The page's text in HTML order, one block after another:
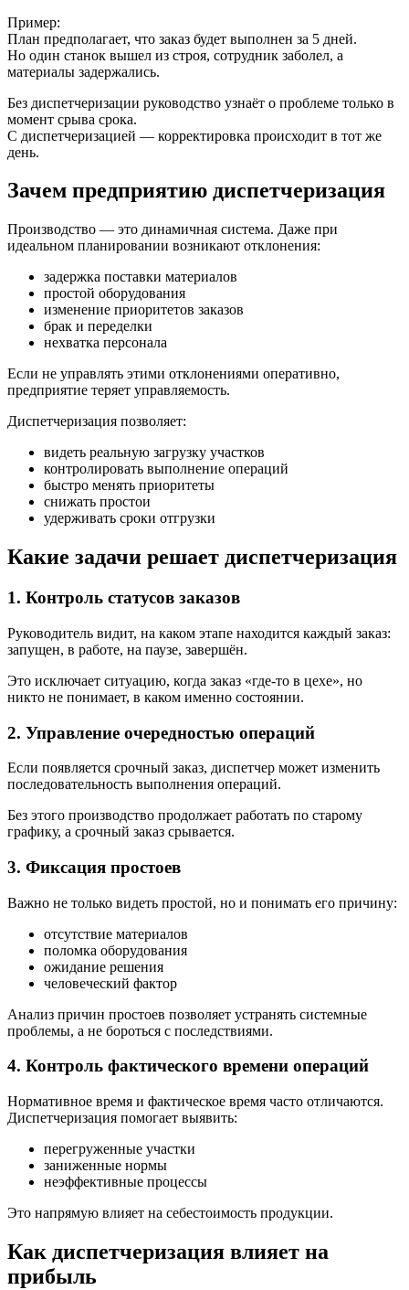
Пример:
План предполагает, что заказ будет выполнен за 5 дней.
Но один станок вышел из строя, сотрудник заболел, а
материалы задержались.
Без диспетчеризации руководство узнаёт о проблеме только в
момент срыва срока.
С диспетчеризацией — корректировка происходит в тот же
день.
Зачем предприятию диспетчеризация
Производство — это динамичная система. Даже при
идеальном планировании возникают отклонения:
задержка поставки материалов
простой оборудования
изменение приоритетов заказов
брак и переделки
нехватка персонала
Если не управлять этими отклонениями оперативно,
предприятие теряет управляемость.
Диспетчеризация позволяет:
видеть реальную загрузку участков
контролировать выполнение операций
быстро менять приоритеты
снижать простои
удерживать сроки отгрузки
Какие задачи решает диспетчеризация
1. Контроль статусов заказов
Руководитель видит, на каком этапе находится каждый заказ:
запущен, в работе, на паузе, завершён.
Это исключает ситуацию, когда заказ «где-то в цехе», но
никто не понимает, в каком именно состоянии.
2. Управление очередностью операций
Если появляется срочный заказ, диспетчер может изменить
последовательность выполнения операций.
Без этого производство продолжает работать по старому
графику, а срочный заказ срывается.
3. Фиксация простоев
Важно не только видеть простой, но и понимать его причину:
отсутствие материалов
поломка оборудования
ожидание решения
человеческий фактор
Анализ причин простоев позволяет устранять системные
проблемы, а не бороться с последствиями.
4. Контроль фактического времени операций
Нормативное время и фактическое время часто отличаются.
Диспетчеризация помогает выявить:
перегруженные участки
заниженные нормы
неэффективные процессы
Это напрямую влияет на себестоимость продукции.
Как диспетчеризация влияет на
прибыль